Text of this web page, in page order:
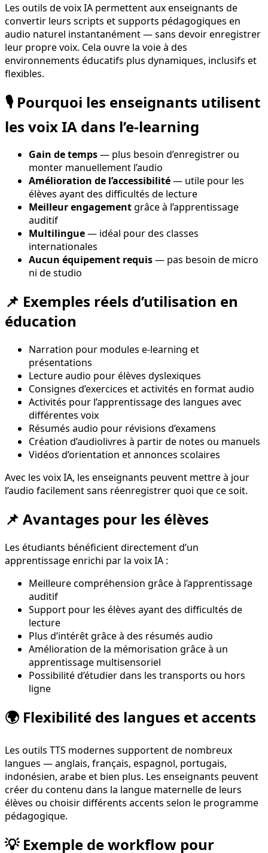
Les outils de voix IA permettent aux enseignants de
convertir leurs scripts et supports pédagogiques en
audio naturel instantanément — sans devoir enregistrer
leur propre voix. Cela ouvre la voie à des
environnements éducatifs plus dynamiques, inclusifs et
flexibles.
🎙️ Pourquoi les enseignants utilisent
les voix IA dans l’e-learning
Gain de temps— plus besoin d’enregistrer ou
monter manuellement l’audio
Amélioration de l’accessibilité— utile pour les
élèves ayant des difficultés de lecture
Meilleur engagementgrâce à l’apprentissage
auditif
Multilingue— idéal pour des classes
internationales
Aucun équipement requis— pas besoin de micro
ni de studio
📌 Exemples réels d’utilisation en
éducation
Narration pour modules e-learning et
présentations
Lecture audio pour élèves dyslexiques
Consignes d’exercices et activités en format audio
Activités pour l’apprentissage des langues avec
différentes voix
Résumés audio pour révisions d’examens
Création d’audiolivres à partir de notes ou manuels
Vidéos d’orientation et annonces scolaires
Avec les voix IA, les enseignants peuvent mettre à jour
l’audio facilement sans réenregistrer quoi que ce soit.
📌 Avantages pour les élèves
Les étudiants bénéficient directement d’un
apprentissage enrichi par la voix IA :
Meilleure compréhension grâce à l’apprentissage
auditif
Support pour les élèves ayant des difficultés de
lecture
Plus d’intérêt grâce à des résumés audio
Amélioration de la mémorisation grâce à un
apprentissage multisensoriel
Possibilité d’étudier dans les transports ou hors
ligne
🌍 Flexibilité des langues et accents
Les outils TTS modernes supportent de nombreux
langues — anglais, français, espagnol, portugais,
indonésien, arabe et bien plus. Les enseignants peuvent
créer du contenu dans la langue maternelle de leurs
élèves ou choisir différents accents selon le programme
pédagogique.
💡 Exemple de workflow pour